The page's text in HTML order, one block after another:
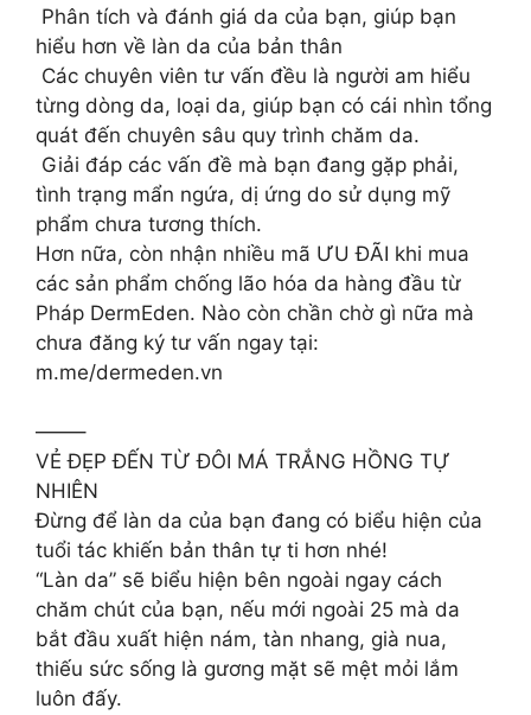
️ Phân tích và đánh giá da của bạn, giúp bạn
hiểu hơn về làn da của bản thân
️ Các chuyên viên tư vấn đều là người am hiểu
từng dòng da, loại da, giúp bạn có cái nhìn tổng
quát đến chuyên sâu quy trình chăm da.
️ Giải đáp các vấn đề mà bạn đang gặp phải,
tình trạng mẩn ngứa, dị ứng do sử dụng mỹ
phẩm chưa tương thích.
​​Hơn nữa, còn nhận nhiều mã ƯU ĐÃI khi mua
các sản phẩm chống lão hóa da hàng đầu từ
Pháp DermEden. Nào còn chần chờ gì nữa mà
chưa đăng ký tư vấn ngay tại:
m.me/dermeden.vn
——–
VẺ ĐẸP ĐẾN TỪ ĐÔI MÁ TRẮNG HỒNG TỰ
NHIÊN
Đừng để làn da của bạn đang có biểu hiện của
tuổi tác khiến bản thân tự ti hơn nhé!
“Làn da” sẽ biểu hiện bên ngoài ngay cách
chăm chút của bạn, nếu mới ngoài 25 mà da
bắt đầu xuất hiện nám, tàn nhang, già nua,
thiếu sức sống là gương mặt sẽ mệt mỏi lắm
luôn đấy.